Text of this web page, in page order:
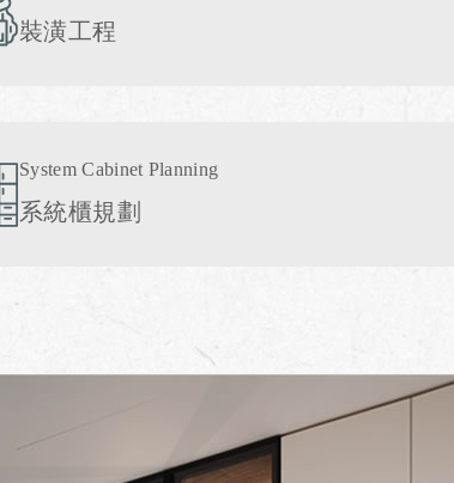
裝潢工程
System Cabinet Planning
系統櫃規劃